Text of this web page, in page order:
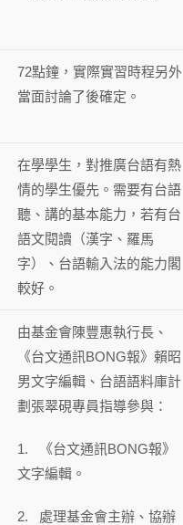
72點鐘，實際實習時程另外
當面討論了後確定。
在學學生，對推廣台語有熱
情的學生優先。需要有台語
聽、講的基本能力，若有台
語文閱讀（漢字、羅馬
字）、台語輸入法的能力閣
較好。
由基金會陳豐惠執行長、
《台文通訊BONG報》賴昭
男文字編輯、台語語料庫計
劃張翠硯專員指導參與：
1. 《台文通訊BONG報》
文字編輯。
2. 處理基金會主辦、協辦